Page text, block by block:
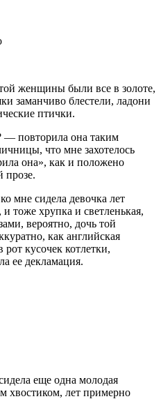
женщины были все в золоте,
заманчиво блестели, ладони
птички.
— повторила она таким
что мне захотелось
она», как и положено
прозе.
мне сидела девочка лет
и тоже хрупка и светленькая,
вероятно, дочь той
как английская
кусочек котлетки,
ее декламация.
еще одна молодая
хвостиком, лет примерно